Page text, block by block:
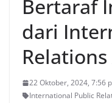
Bertaraf
dari
22 Oktober, 2024, 7:56
International Public